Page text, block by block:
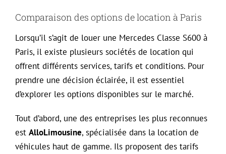
Comparaison des options de location à Paris
Lorsqu’il s’agit de louer une Mercedes Classe S600 à
Paris, il existe plusieurs sociétés de location qui
offrent différents services, tarifs et conditions. Pour
prendre une décision éclairée, il est essentiel
d’explorer les options disponibles sur le marché.
Tout d’abord, une des entreprises les plus reconnues
est AlloLimousine, spécialisée dans la location de
véhicules haut de gamme. Ils proposent des tarifs